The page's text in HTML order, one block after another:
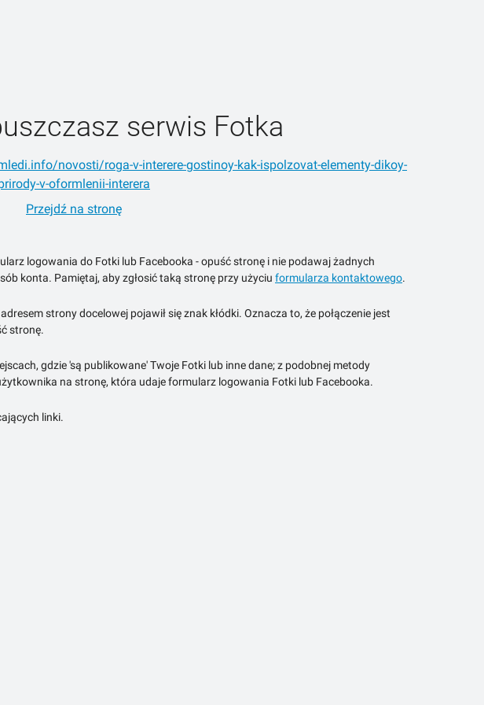
serwis Fotka
novosti/roga-v-interere-gostinoy-kak-ispolzovat-elementy-dikoy-
v-oformlenii-interera
Przejdź na stronę
logowania do Fotki lub Facebooka - opuść stronę i nie podawaj żadnych
konta. Pamiętaj, aby zgłosić taką stronę przy użyciu formularza kontaktowego.
strony docelowej pojawił się znak kłódki. Oznacza to, że połączenie jest
stronę.
gdzie 'są publikowane' Twoje Fotki lub inne dane; z podobnej metody
na stronę, która udaje formularz logowania Fotki lub Facebooka.
linki.